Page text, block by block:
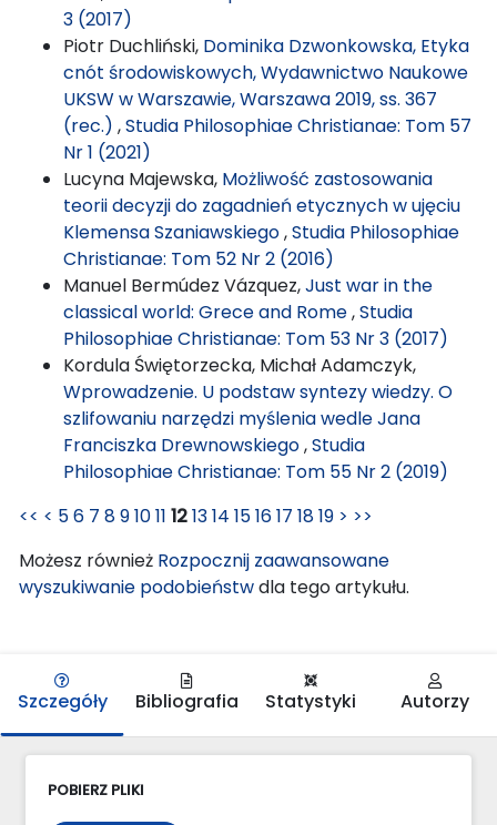
3 (2017)
Piotr Duchliński, Dominika Dzwonkowska, Etyka
cnót środowiskowych, Wydawnictwo Naukowe
UKSW w Warszawie, Warszawa 2019, ss. 367
(rec.) ,Studia Philosophiae Christianae: Tom 57
Nr 1 (2021)
Lucyna Majewska, Możliwość zastosowania
teorii decyzji do zagadnień etycznych w ujęciu
Klemensa Szaniawskiego,Studia Philosophiae
Christianae: Tom 52 Nr 2 (2016)
Manuel Bermúdez Vázquez,Just war in the
classical world: Grece and Rome,Studia
Philosophiae Christianae: Tom 53 Nr 3 (2017)
Kordula Świętorzecka, Michał Adamczyk,
Wprowadzenie. U podstaw syntezy wiedzy. O
szlifowaniu narzędzi myślenia wedle Jana
Franciszka Drewnowskiego,Studia
Philosophiae Christianae: Tom 55 Nr 2 (2019)
<< < 56 7 891011 121314 151617 1819 > >>
Możesz również Rozpocznij zaawansowane
wyszukiwanie podobieństwdla tego artykułu.
Szczegóły Bibliografia Statystyki Autorzy
POBIERZ PLIKI